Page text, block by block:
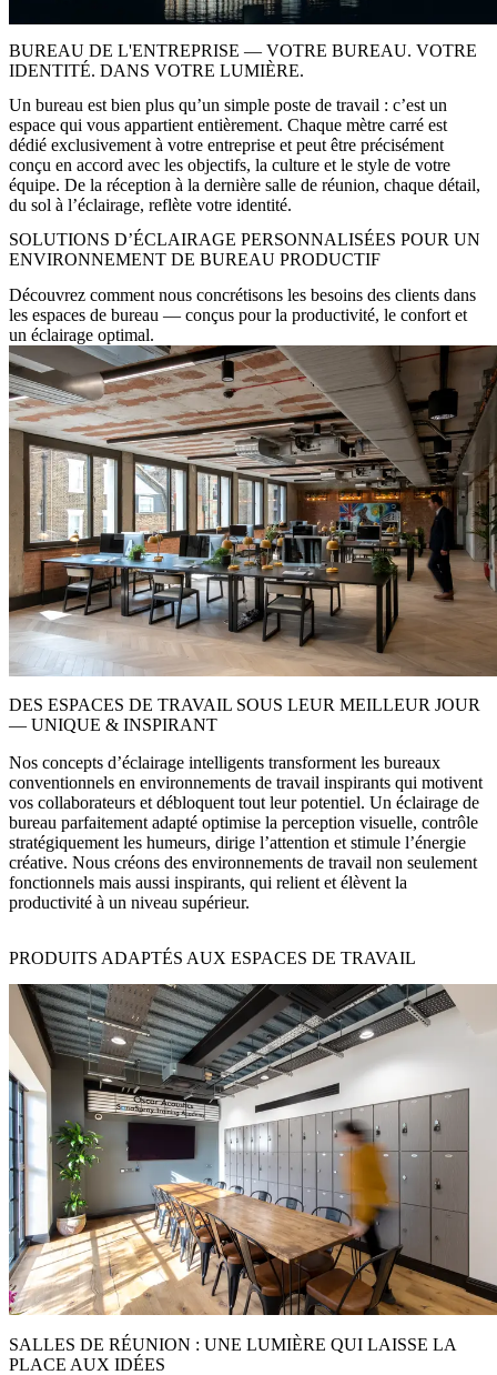
BUREAU DE L'ENTREPRISE — VOTRE BUREAU. VOTRE
IDENTITÉ. DANS VOTRE LUMIÈRE.
Un bureau est bien plus qu’un simple poste de travail : c’est un
espace qui vous appartient entièrement. Chaque mètre carré est
dédié exclusivement à votre entreprise et peut être précisément
conçu en accord avec les objectifs, la culture et le style de votre
équipe. De la réception à la dernière salle de réunion, chaque détail,
du sol à l’éclairage, reflète votre identité.
SOLUTIONS D’ÉCLAIRAGE PERSONNALISÉES POUR UN
ENVIRONNEMENT DE BUREAU PRODUCTIF
Découvrez comment nous concrétisons les besoins des clients dans
les espaces de bureau — conçus pour la productivité, le confort et
un éclairage optimal.
DES ESPACES DE TRAVAIL SOUS LEUR MEILLEUR JOUR
— UNIQUE & INSPIRANT
Nos concepts d’éclairage intelligents transforment les bureaux
conventionnels en environnements de travail inspirants qui motivent
vos collaborateurs et débloquent tout leur potentiel. Un éclairage de
bureau parfaitement adapté optimise la perception visuelle, contrôle
stratégiquement les humeurs, dirige l’attention et stimule l’énergie
créative. Nous créons des environnements de travail non seulement
fonctionnels mais aussi inspirants, qui relient et élèvent la
productivité à un niveau supérieur.
PRODUITS ADAPTÉS AUX ESPACES DE TRAVAIL
SALLES DE RÉUNION : UNE LUMIÈRE QUI LAISSE LA
PLACE AUX IDÉES